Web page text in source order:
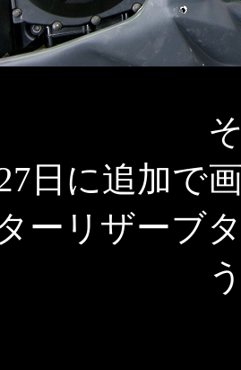
日に追加で
ーリザーブ